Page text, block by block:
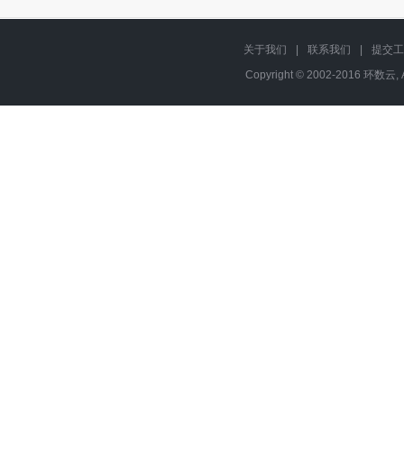
关于我们 联系我们
提交
Copyright © 2002-2016 环数云